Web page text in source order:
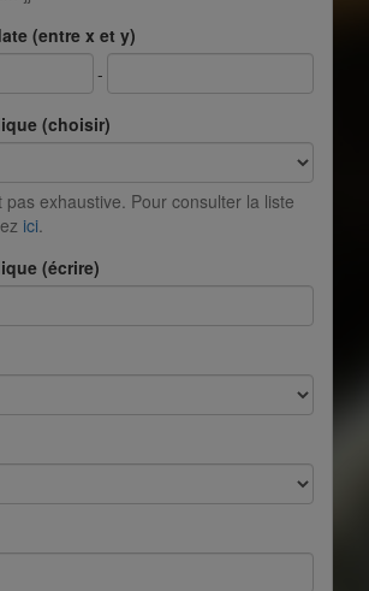
(entre x et y)
-
(choisir)
pas exhaustive. Pour consulter la liste
ici.
(écrire)